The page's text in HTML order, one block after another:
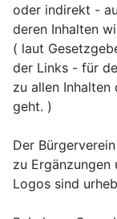
oder indirekt -
deren Inhalten
( laut
der Links - für
zu allen Inhalten
geht. )
Der
zu Ergänzungen
Logos sind